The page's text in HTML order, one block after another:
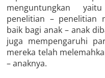
menguntungkan
penelitian – penelitian
baik bagi anak – anak
juga mempengaruhi
mereka telah
– anaknya.